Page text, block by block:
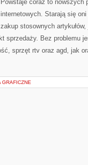
Powstaje coraz to nowszych
internetowych. Starają się
zakup stosownych
sprzedaży. Bez problemu
sprzęt rtv oraz agd, jak
GRAFICZNE